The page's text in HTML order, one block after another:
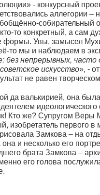
- конкурсный
аллегории –
собирательный
то конкретный, а сам
формы. Увы, замысел
то мы и наблюдаем в
без непрерывных, часто
искусство», -
не равен
да валькирией, она
Кто же? Супругом Веры
изобретатель первого в
Замкова – на
и несколько его
брата Замкова –
его голова